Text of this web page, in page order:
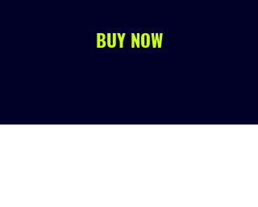
BUY NOW